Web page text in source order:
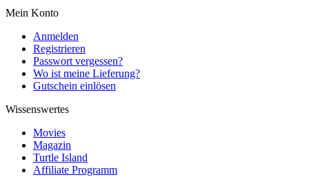
Mein Konto
Anmelden
Registrieren
Passwort vergessen?
Wo ist meine Lieferung?
Gutschein einlösen
Wissenswertes
Movies
Magazin
Turtle Island
Affiliate Programm